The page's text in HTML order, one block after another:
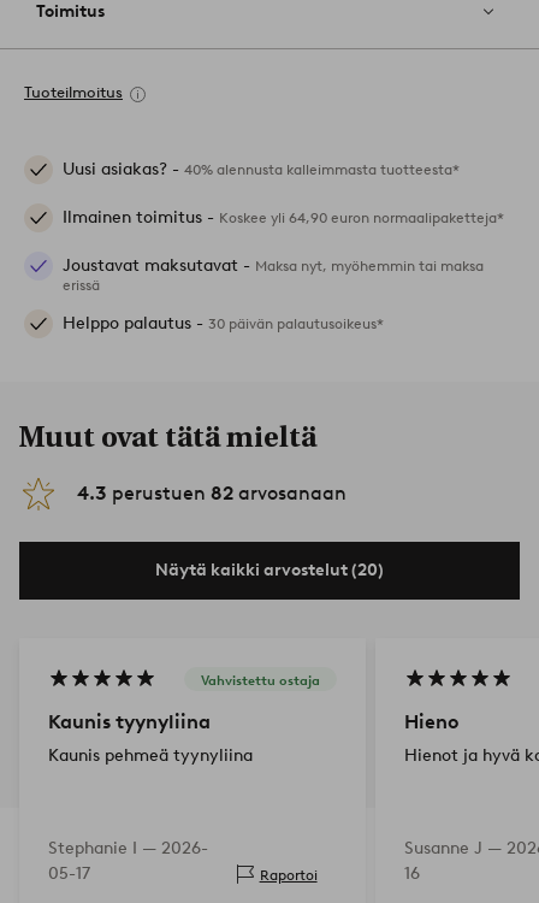
Toimitus
Tuoteilmoitus
Uusi asiakas? - 40% alennusta kalleimmasta tuotteesta*
Ilmainen toimitus - Koskee yli 64,90 euron normaalipaketteja*
Joustavat maksutavat - Maksa nyt, myöhemmin tai maksa
erissä
Helppo palautus - 30 päivän palautusoikeus*
Muut ovat tätä mieltä
4.3 perustuen 82 arvosanaan
Näytä kaikki arvostelut (20)
Vahvistettu ostaja
Kaunis tyynyliina
Kaunis pehmeä tyynyliina
Stephanie I — 2026-
05-17
Raportoi
Hieno
Hienot ja hyvä
Susanne J —
16